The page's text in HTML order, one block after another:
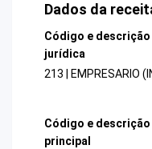
Dados da
Código e
jurídica
213 | EMPRESARIO
Código e
principal